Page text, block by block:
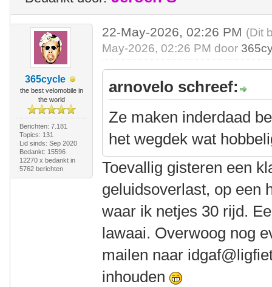
365cycle
the best velomobile in
the world
Berichten: 7.181
Topics: 131
Lid sinds: Sep 2020
Bedankt: 15596
12270 x bedankt in
5762 berichten
22-May-2026, 02:26 PM (Dit
May-2026, 02:26 PM door
arnovelo schreef:
Ze maken inderdaad
het wegdek wat
Toevallig gisteren een
geluidsoverlast, op een
waar ik netjes 30 rijd.
lawaai. Overwoog nog
mailen naar
inhouden